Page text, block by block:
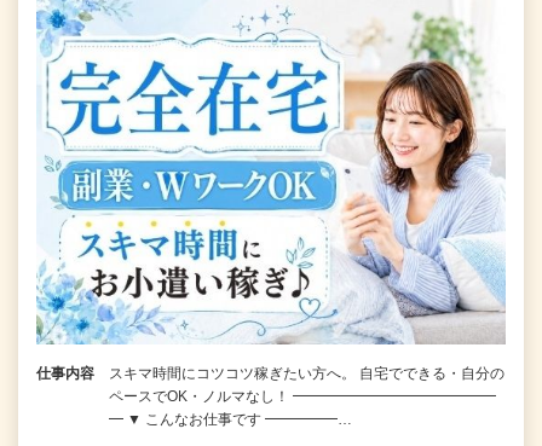
仕事内容
スキマ時間にコツコツ稼ぎたい方へ。 自宅でできる・自分の
ペースでOK・ノルマなし！ ━━━━━━━━━━━━━━
━ ▼ こんなお仕事です ━━━━━…